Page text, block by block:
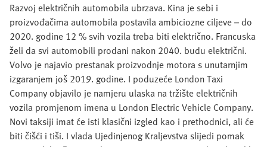
Razvoj električnih automobila ubrzava. Kina je sebi i
proizvođačima automobila postavila ambiciozne ciljeve – do
2020. godine 12 % svih vozila treba biti električno. Francuska
želi da svi automobili prodani nakon 2040. budu električni.
Volvo je najavio prestanak proizvodnje motora s unutarnjim
izgaranjem još 2019. godine. I poduzeće London Taxi
Company objavilo je namjeru ulaska na tržište električnih
vozila promjenom imena u London Electric Vehicle Company.
Novi taksiji imat će isti klasični izgled kao i prethodnici, ali će
biti čišći i tiši. I vlada Ujedinjenog Kraljevstva slijedi pomak